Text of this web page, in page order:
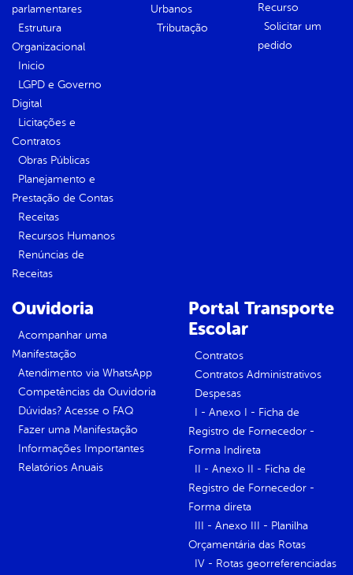
parlamentares
Estrutura
Organizacional
Inicio
LGPD e Governo
Digital
Licitações e
Contratos
Obras Públicas
Planejamento e
Prestação de Contas
Receitas
Recursos Humanos
Renúncias de
Receitas
Urbanos
Tributação
Recurso
Solicitar um
pedido
Ouvidoria
Acompanhar uma
Manifestação
Atendimento via WhatsApp
Competências da Ouvidoria
Dúvidas? Acesse o FAQ
Fazer uma Manifestação
Informações Importantes
Relatórios Anuais
Portal Transporte
Escolar
Contratos
Contratos Administrativos
Despesas
I - Anexo I - Ficha de
Registro de Fornecedor -
Forma Indireta
II - Anexo II - Ficha de
Registro de Fornecedor -
Forma direta
III - Anexo III - Planilha
Orçamentária das Rotas
IV - Rotas georreferenciadas